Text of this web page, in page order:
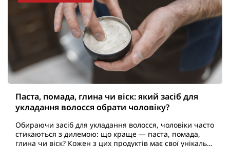
Паста, помада, глина чи віск: який засіб для
укладання волосся обрати чоловіку?
Обираючи засіб для укладання волосся, чоловіки часто
стикаються з дилемою: що краще — паста, помада,
глина чи віск? Кожен з цих продуктів має свої унікальні